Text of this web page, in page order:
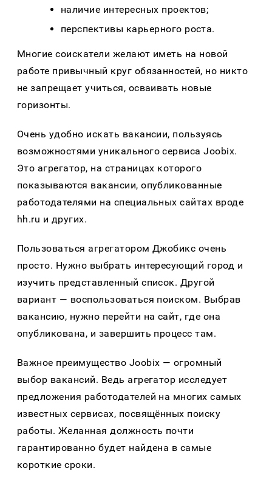
наличие интересных проектов;
перспективы карьерного роста.
Многие соискатели желают иметь на новой
работе привычный круг обязанностей, но никто
не запрещает учиться, осваивать новые
горизонты.
Очень удобно искать вакансии, пользуясь
возможностями уникального сервиса Joobix.
Это агрегатор, на страницах которого
показываются вакансии, опубликованные
работодателями на специальных сайтах вроде
hh.ru и других.
Пользоваться агрегатором Джобикс очень
просто. Нужно выбрать интересующий город и
изучить представленный список. Другой
вариант — воспользоваться поиском. Выбрав
вакансию, нужно перейти на сайт, где она
опубликована, и завершить процесс там.
Важное преимущество Joobix — огромный
выбор вакансий. Ведь агрегатор исследует
предложения работодателей на многих самых
известных сервисах, посвящённых поиску
работы. Желанная должность почти
гарантированно будет найдена в самые
короткие сроки.